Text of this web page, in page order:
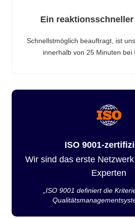
Ein
Schnellstmöglich beauftragt, ist
innerhalb von 25 Minuten bei
ISO 9001-
Wir sind das erste
Experten
„ISO 9001 definiert die